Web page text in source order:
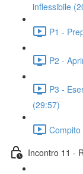
inflessibile
P1 -
P2 -
P3 -
(29:57)
Incontro 11 -